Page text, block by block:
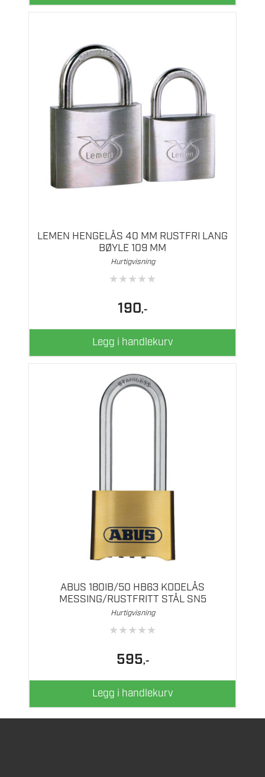
LEMEN HENGELÅS 40 MM RUSTFRI LANG
BØYLE 109 MM
Hurtigvisning
★★★★★
190,-
Legg i handlekurv
ABUS 180IB/50 HB63 KODELÅS
MESSING/RUSTFRITT STÅL SN5
Hurtigvisning
★★★★★
595,-
Legg i handlekurv